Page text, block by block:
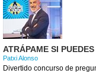
ATRÁPAME SI PUEDES
Patxi Alonso
Divertido concurso de